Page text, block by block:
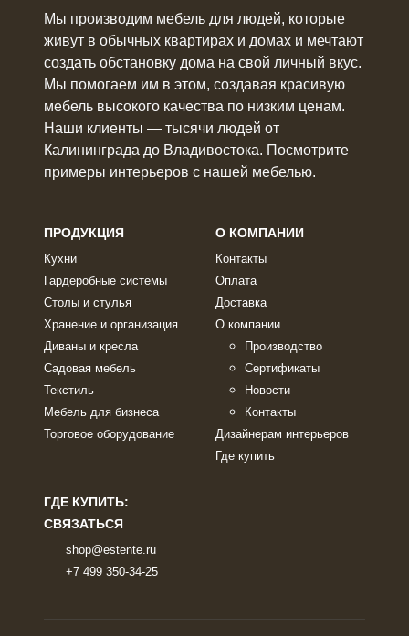
Мы производим мебель для людей, которые
живут в обычных квартирах и домах и мечтают
создать обстановку дома на свой личный вкус.
Мы помогаем им в этом, создавая красивую
мебель высокого качества по низким ценам.
Наши клиенты ― тысячи людей от
Калининграда до Владивостока. Посмотрите
примеры интерьеров с нашей мебелью.
ПРОДУКЦИЯ
Кухни
Гардеробные системы
Столы и стулья
Хранение и организация
Диваны и кресла
Садовая мебель
Текстиль
Мебель для бизнеса
Торговое оборудование
О КОМПАНИИ
Контакты
Оплата
Доставка
О компании
Производство
Сертификаты
Новости
Контакты
Дизайнерам интерьеров
Где купить
ГДЕ КУПИТЬ:
СВЯЗАТЬСЯ
shop@estente.ru
+7 499 350-34-25